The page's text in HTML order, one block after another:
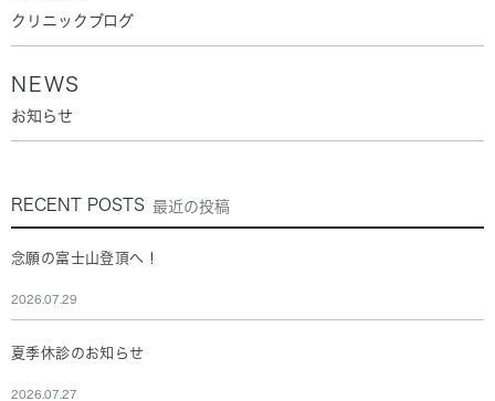
クリニックブログ
NEWS
お知らせ
RECENT POSTS 最近の投稿
念願の富士山登頂へ！
2026.07.29
夏季休診のお知らせ
2026.07.27